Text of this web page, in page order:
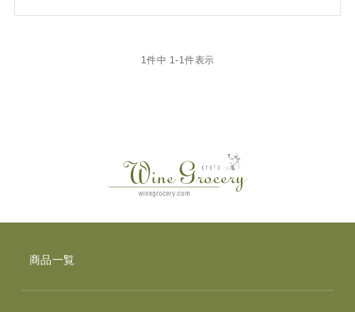
1件中 1-1件表示
商品一覧